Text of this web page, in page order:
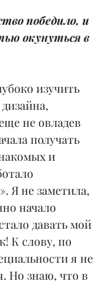
победило, и
окунуться в
изучить
не овладев
получать
и
Я не заметила,
начало
давать мой
К слову, по
я не
Но знаю, что в